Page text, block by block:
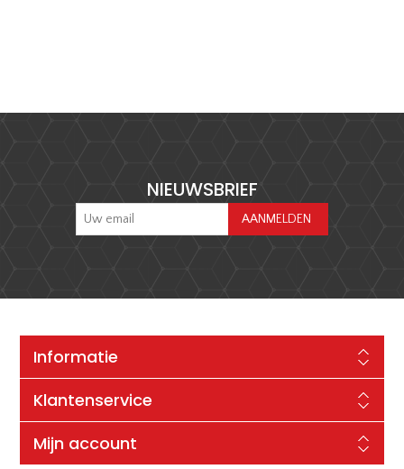
NIEUWSBRIEF
Informatie
Klantenservice
Mijn account